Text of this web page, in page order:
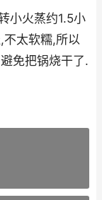
小火蒸约1.5小
太软糯,所以
免把锅烧干了.